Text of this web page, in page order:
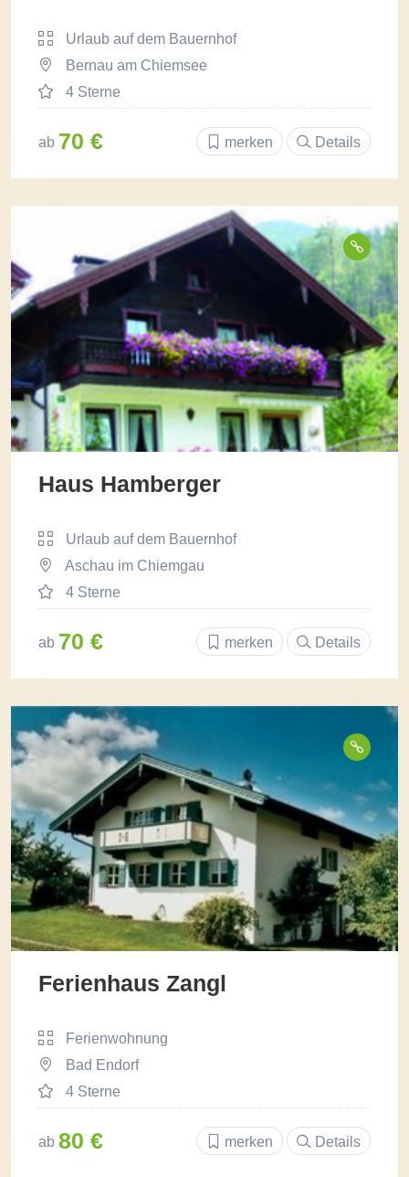
Urlaub auf dem Bauernhof
Bernau am Chiemsee
4 Sterne
ab 70 € merken Details
Haus Hamberger
Urlaub auf dem Bauernhof
Aschau im Chiemgau
4 Sterne
ab 70 € merken Details
Ferienhaus Zangl
Ferienwohnung
Bad Endorf
4 Sterne
ab 80 € merken Details